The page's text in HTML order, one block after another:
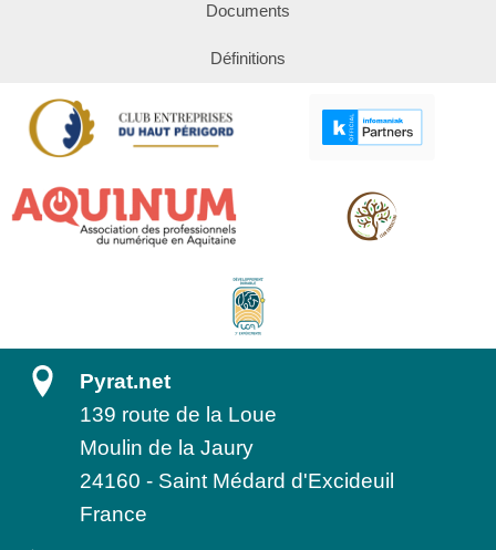
Documents
Définitions
Pyrat.net
139 route de la Loue
Moulin de la Jaury
24160 - Saint Médard d'Excideuil
France